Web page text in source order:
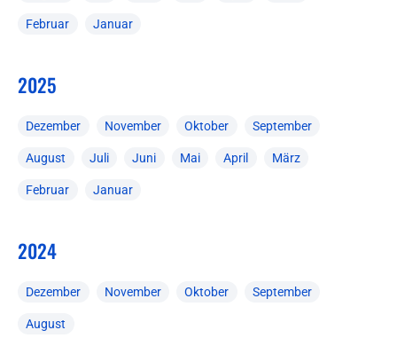
Februar Januar
2025
Dezember November Oktober September
August Juli Juni Mai April März
Februar Januar
2024
Dezember November Oktober September
August